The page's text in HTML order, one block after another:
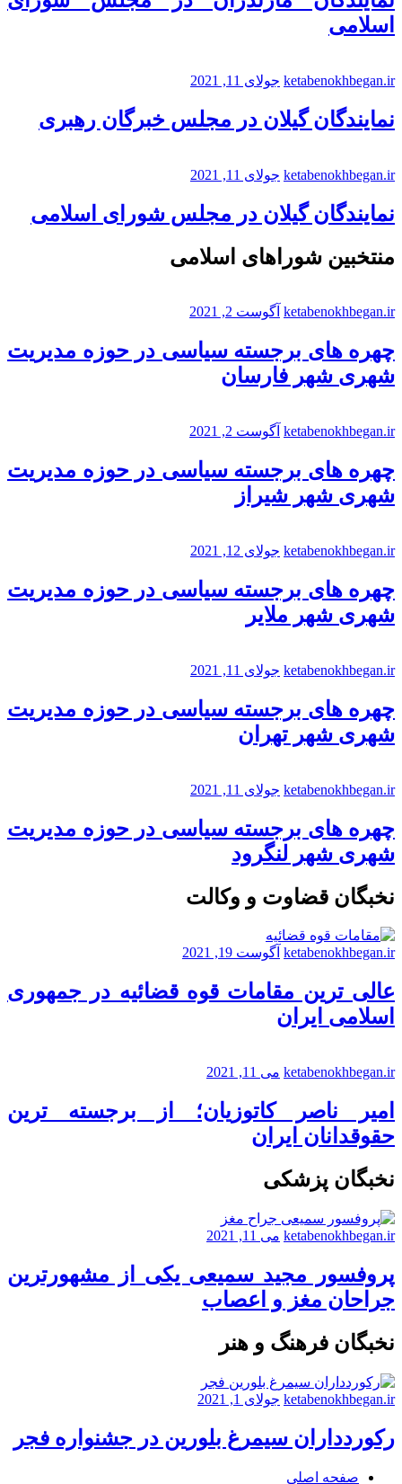
اسلامی
ketabenokhbegan.ir جولای 11, 2021
نمایندگان گیلان در مجلس خبرگان رهبری
ketabenokhbegan.ir جولای 11, 2021
نمایندگان گیلان در مجلس شورای اسلامی
منتخبین شوراهای اسلامی
ketabenokhbegan.ir آگوست 2, 2021
چهره های برجسته سیاسی در حوزه مدیریت
شهری شهر فارسان
ketabenokhbegan.ir آگوست 2, 2021
چهره های برجسته سیاسی در حوزه مدیریت
شهری شهر شیراز
ketabenokhbegan.ir جولای 12, 2021
چهره های برجسته سیاسی در حوزه مدیریت
شهری شهر ملایر
ketabenokhbegan.ir جولای 11, 2021
چهره های برجسته سیاسی در حوزه مدیریت
شهری شهر تهران
ketabenokhbegan.ir جولای 11, 2021
چهره های برجسته سیاسی در حوزه مدیریت
شهری شهر لنگرود
نخبگان قضاوت و وکالت
ketabenokhbegan.ir آگوست 19, 2021
عالی ترین مقامات قوه قضائیه در جمهوری
اسلامی ایران
ketabenokhbegan.ir می 11, 2021
امیر ناصر کاتوزیان؛ از برجسته ترین
حقوقدانان ایران
نخبگان پزشکی
ketabenokhbegan.ir می 11, 2021
پروفسور مجید سمیعی یکی از مشهورترین
جراحان مغز و اعصاب
نخبگان فرهنگ و هنر
ketabenokhbegan.ir جولای 1, 2021
رکوردداران سیمرغ بلورین در جشنواره فجر
صفحه اصلی